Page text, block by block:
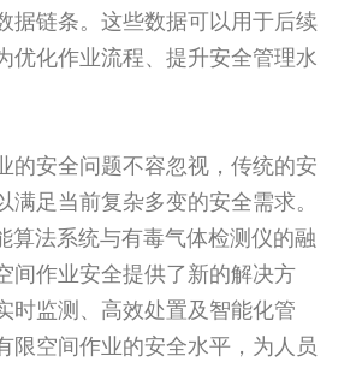
据链条。这些数据可以用于后续
优化作业流程、提升安全管理水
的安全问题不容忽视，传统的安
满足当前复杂多变的安全需求。
算法系统与有毒气体检测仪的融
间作业安全提供了新的解决方
时监测、高效处置及智能化管
限空间作业的安全水平，为人员